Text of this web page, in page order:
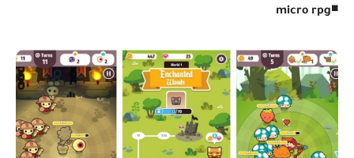
◾
micro rpg